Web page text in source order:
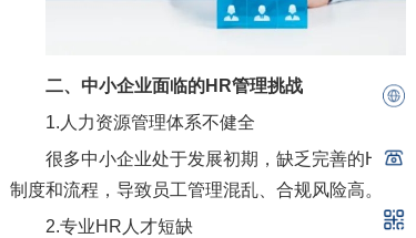
二、中小企业面临的HR管理挑战
1.人力资源管理体系不健全
很多中小企业处于发展初期，缺乏完善的HR
制度和流程，导致员工管理混乱、合规风险高。
2.专业HR人才短缺